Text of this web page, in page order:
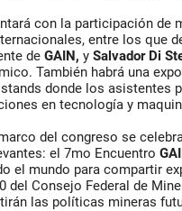
con la participación de
entre los que
de GAIN, y Salvador Di
También habrá una
donde los asistentes
en tecnología y
del congreso se
el 7mo Encuentro
el mundo para compartir
del Consejo Federal de
las políticas mineras